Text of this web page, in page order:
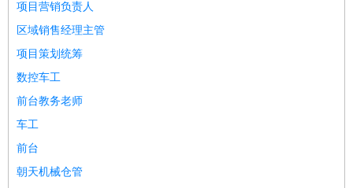
项目营销负责人
区域销售经理主管
项目策划统筹
数控车工
前台教务老师
车工
前台
朝天机械仓管